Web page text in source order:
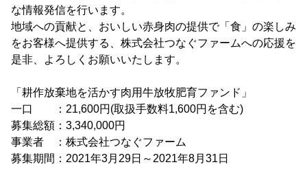
な情報発信を行います。
地域への貢献と、おいしい赤身肉の提供で「食」の楽しみ
をお客様へ提供する、株式会社つなぐファームへの応援を
是非、よろしくお願いいたします。
「耕作放棄地を活かす肉用牛放牧肥育ファンド」
一口 ：21,600円(取扱手数料1,600円を含む)
募集総額：3,340,000円
事業者 ：株式会社つなぐファーム
募集期間：2021年3月29日～2021年8月31日